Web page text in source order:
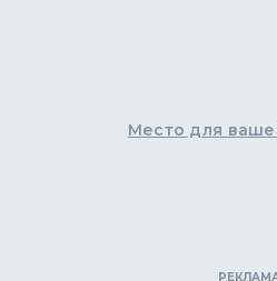
Место для